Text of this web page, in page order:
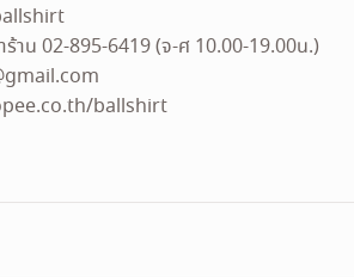
ร้าน 02-895-6419 (จ-ศ 10.00-19.00น.)
ballshirt